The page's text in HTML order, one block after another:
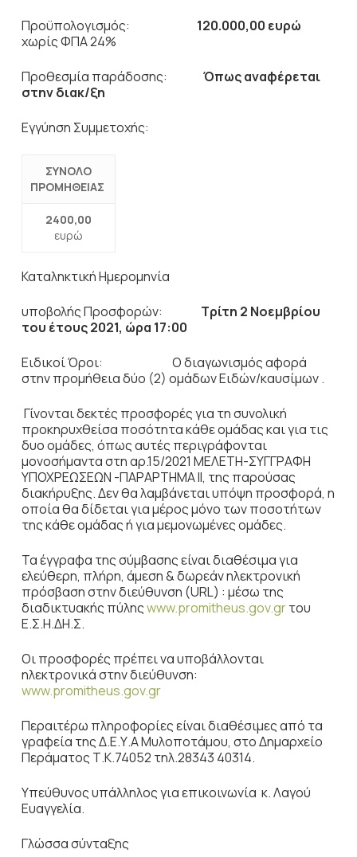
Προϋπολογισμός: 120.000,00 ευρώ
χωρίς ΦΠΑ 24%
Προθεσμία παράδοσης: Όπως αναφέρεται
στην διακ/ξη
Εγγύηση Συμμετοχής:
ΣΥΝΟΛΟ
ΠΡΟΜΗΘΕΙΑΣ
2400,00
ευρώ
Καταληκτική Ημερομηνία
υποβολής Προσφορών: Τρίτη 2 Νοεμβρίου
του έτους 2021, ώρα 17:00
Ειδικοί Όροι: Ο διαγωνισμός αφορά
στην προμήθεια δύο (2) ομάδων Ειδών/καυσίμων .
Γίνονται δεκτές προσφορές για τη συνολική
προκηρυχθείσα ποσότητα κάθε ομάδας και για τις
δυο ομάδες, όπως αυτές περιγράφονται
μονοσήμαντα στη αρ.15/2021 ΜΕΛΕΤΗ-ΣΥΓΓΡΑΦΗ
ΥΠΟΧΡΕΩΣΕΩΝ -ΠΑΡΑΡΤΗΜΑ ΙΙ, της παρούσας
διακήρυξης. Δεν θα λαμβάνεται υπόψη προσφορά, η
οποία θα δίδεται για μέρος μόνο των ποσοτήτων
της κάθε ομάδας ή για μεμονωμένες ομάδες.
Τα έγγραφα της σύμβασης είναι διαθέσιμα για
ελεύθερη, πλήρη, άμεση & δωρεάν ηλεκτρονική
πρόσβαση στην διεύθυνση (URL) : μέσω της
διαδικτυακής πύληςwww.promitheus.gov.grτου
Ε.Σ.Η.ΔΗ.Σ.
Οι προσφορές πρέπει να υποβάλλονται
ηλεκτρονικά στην διεύθυνση:
www.promitheus.gov.gr
Περαιτέρω πληροφορίες είναι διαθέσιμες από τα
γραφεία της Δ.Ε.Υ.Α Μυλοποτάμου, στο Δημαρχείο
Περάματος Τ.Κ.74052 τηλ.28343 40314.
Υπεύθυνος υπάλληλος για επικοινωνία κ. Λαγού
Ευαγγελία.
Γλώσσα σύνταξης